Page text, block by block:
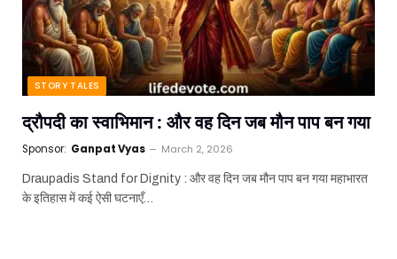
STORY TALES
द्रौपदी का स्वाभिमान : और वह दिन जब मौन पाप बन गया
Sponsor: Ganpat Vyas March 2, 2026
Draupadis Stand for Dignity : और वह दिन जब मौन पाप बन गया महाभारत
के इतिहास में कई ऐसी घटनाएँ…